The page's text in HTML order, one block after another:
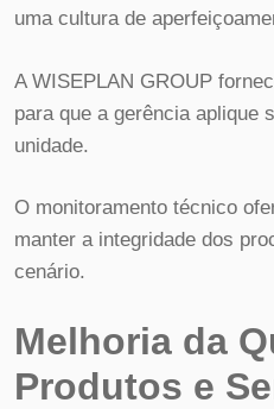
uma cultura de
A WISEPLAN GROUP
para que a gerência aplique
unidade.
O monitoramento técnico
manter a integridade dos
cenário.
Melhoria da
Produtos e